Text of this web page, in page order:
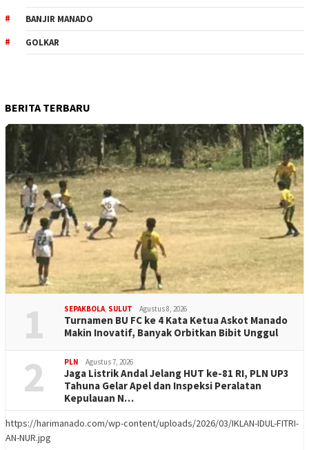
BANJIR MANADO
GOLKAR
BERITA TERBARU
1 SEPAKBOLA SULUT Agustus 8, 2026
Turnamen BU FC ke 4 Kata Ketua Askot Manado
Makin Inovatif, Banyak Orbitkan Bibit Unggul
2 PLN Agustus 7, 2026
Jaga Listrik Andal Jelang HUT ke-81 RI, PLN UP3
Tahuna Gelar Apel dan Inspeksi Peralatan
Kepulauan N…
https://harimanado.com/wp-content/uploads/2026/03/IKLAN-IDUL-FITRI-
AN-NUR.jpg